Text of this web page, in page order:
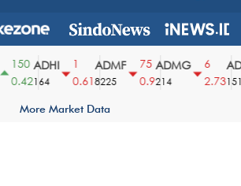
150
0.42
ADHI
164
0.61
ADMF
8225
75
0.9
ADMG
214
2.731510
More Market Data